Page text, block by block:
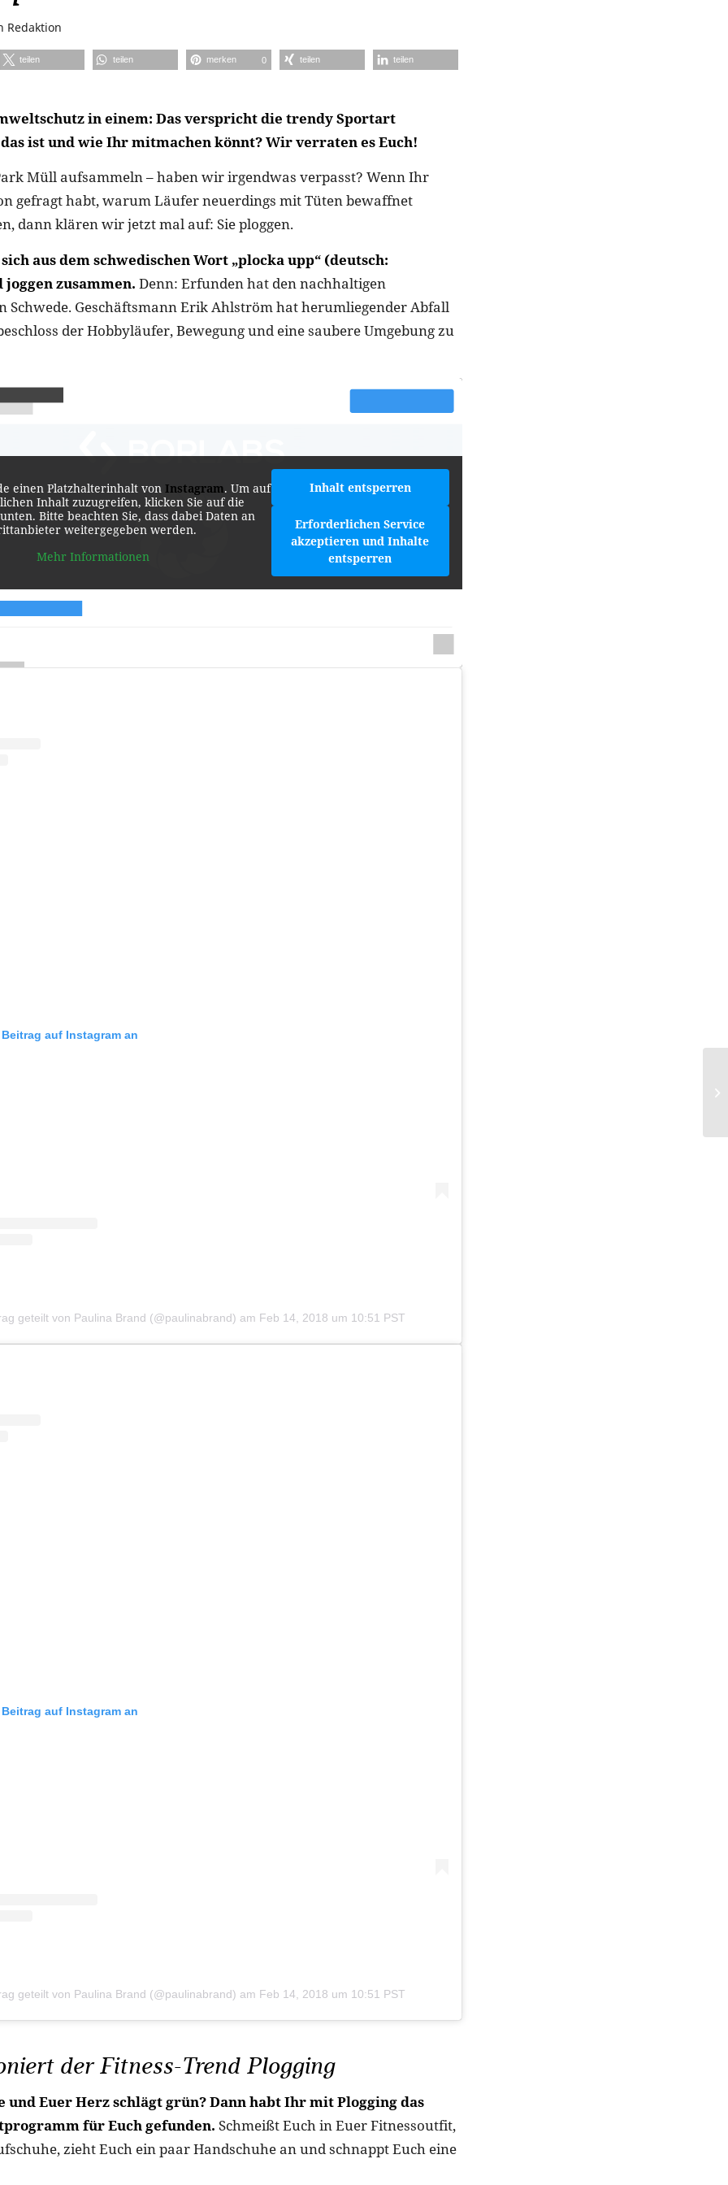
Redaktion
teilen teilen merken 0 teilen teilen
in einem: Das verspricht die trendy Sportart
das ist und wie Ihr mitmachen könnt? Wir verraten es Euch!
Müll aufsammeln – haben wir irgendwas verpasst? Wenn Ihr
gefragt habt, warum Läufer neuerdings mit Tüten bewaffnet
dann klären wir jetzt mal auf: Sie ploggen.
aus dem schwedischen Wort „plocka upp“ (deutsch:
zusammen. Denn: Erfunden hat den nachhaltigen
Schwede. Geschäftsmann Erik Ahlström hat herumliegender Abfall
der Hobbyläufer, Bewegung und eine saubere Umgebung zu
einen Platzhalterinhalt von Instagram. Um auf
Inhalt zuzugreifen, klicken Sie auf die
Bitte beachten Sie, dass dabei Daten an
weitergegeben werden.
Mehr Informationen
Inhalt entsperren
Erforderlichen Service
akzeptieren und Inhalte
entsperren
auf Instagram an
geteilt von Paulina Brand (@paulinabrand) am Feb 14, 2018 um 10:51 PST
auf Instagram an
geteilt von Paulina Brand (@paulinabrand) am Feb 14, 2018 um 10:51 PST
der Fitness-Trend Plogging
und Euer Herz schlägt grün? Dann habt Ihr mit Plogging das
für Euch gefunden. Schmeißt Euch in Euer Fitnessoutfit,
zieht Euch ein paar Handschuhe an und schnappt Euch eine